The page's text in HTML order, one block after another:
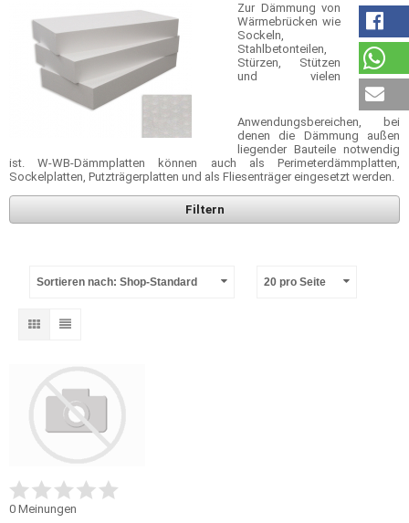
Zur Dämmung von
Wärmebrücken wie
Sockeln,
Stahlbetonteilen,
Stürzen, Stützen
und vielen
Anwendungsbereichen, bei
denen die Dämmung außen
liegender Bauteile notwendig
ist. W-WB-Dämmplatten können auch als Perimeterdämmplatten,
Sockelplatten, Putzträgerplatten und als Fliesenträger eingesetzt werden.
Filtern
Sortieren nach: Shop-Standard 20 pro Seite
0 Meinungen